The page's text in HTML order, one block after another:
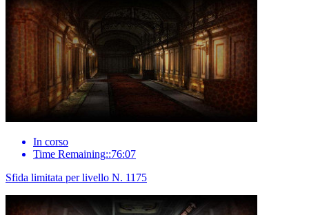
In corso
Time Remaining::76:07
Sfida limitata per livello N. 1175